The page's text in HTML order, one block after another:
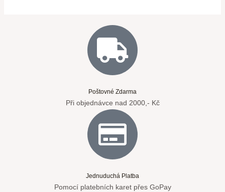
Poštovné Zdarma
Při objednávce nad 2000,- Kč
Jednuduchá Platba
Pomocí platebních karet přes GoPay